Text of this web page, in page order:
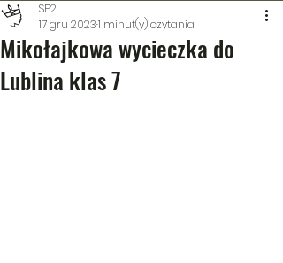
Mikołajkowa wycieczka do
Lublina klas 7
SP2
17 gru 20231 minut(y) czytania